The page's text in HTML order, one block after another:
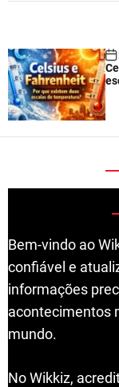
Bem-vindo ao
confiável e
informações
acontecimentos
mundo.
No Wikkiz,